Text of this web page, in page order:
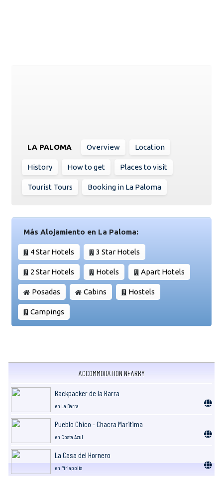
LA PALOMA Overview Location
History How to get Places to visit
Tourist Tours Booking in La Paloma
Más Alojamiento en La Paloma:
4 Star Hotels 3 Star Hotels
2 Star Hotels Hotels Apart Hotels
Posadas Cabins Hostels
Campings
ACCOMMODATION NEARBY
Backpacker de la Barra
en La Barra
Pueblo Chico - Chacra Maritima
en Costa Azul
La Casa del Hornero
en Piriapolis